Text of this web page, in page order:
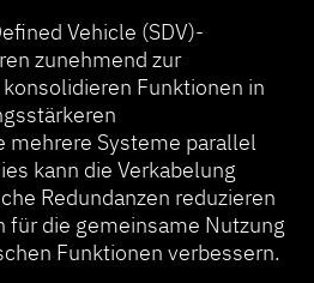
Vehicle (SDV)-
zunehmend zur
Funktionen in
mehrere Systeme parallel
kann die Verkabelung
Redundanzen reduzieren
für die gemeinsame Nutzung
Funktionen verbessern.